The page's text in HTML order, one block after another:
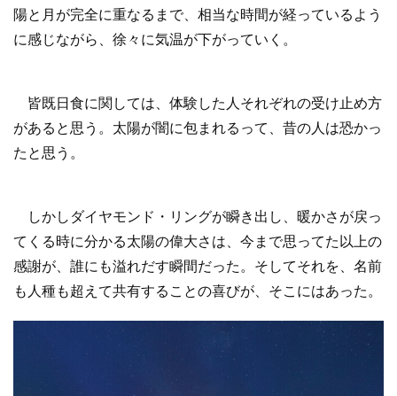
陽と月が完全に重なるまで、相当な時間が経っているよう
に感じながら、徐々に気温が下がっていく。
皆既日食に関しては、体験した人それぞれの受け止め方
があると思う。太陽が闇に包まれるって、昔の人は恐かっ
たと思う。
しかしダイヤモンド・リングが瞬き出し、暖かさが戻っ
てくる時に分かる太陽の偉大さは、今まで思ってた以上の
感謝が、誰にも溢れだす瞬間だった。そしてそれを、名前
も人種も超えて共有することの喜びが、そこにはあった。